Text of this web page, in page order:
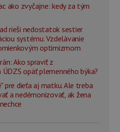
ako zvyčajne: kedy za tým
rieši nedostatok sestier
systému. Vzdelávanie
optimizmom
Ako spraviť z
opäť plemenného býka?
pre dieťa aj matku. Ale treba
a nedémonizovať, ak žena